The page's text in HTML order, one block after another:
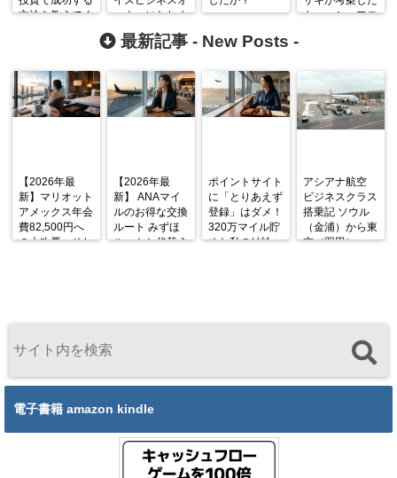
方法を教えてく
ーナーになれま
すか？
キャッシュフロ
最新記事 - New Posts -
【2026年最
新】マリオット
アメックス年会
費82,500円へ
の大改悪。それ
【2026年最
新】 ANAマイ
ルのお得な交換
ルート みずほ
ルートと代替え
ポイントサイト
に「とりあえず
登録」はダメ！
320万マイル貯
めた私の結論
アシアナ航空
ビジネスクラス
搭乗記 ソウル
（金浦）から東
京（羽田）
電子書籍 amazon kindle